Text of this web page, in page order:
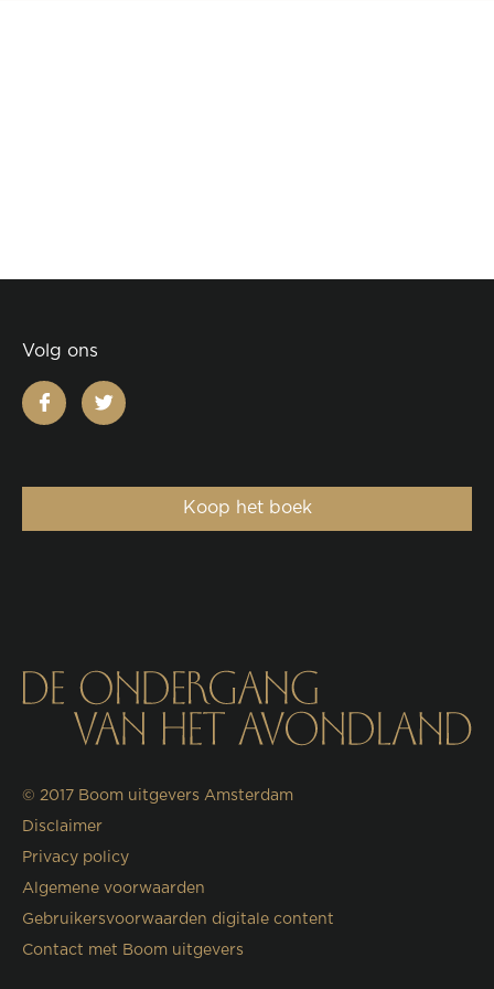
Volg ons
facebooktwitter
Koop het boek
© 2017 Boom uitgevers Amsterdam
Disclaimer
Privacy policy
Algemene voorwaarden
Gebruikersvoorwaarden digitale content
Contact met Boom uitgevers